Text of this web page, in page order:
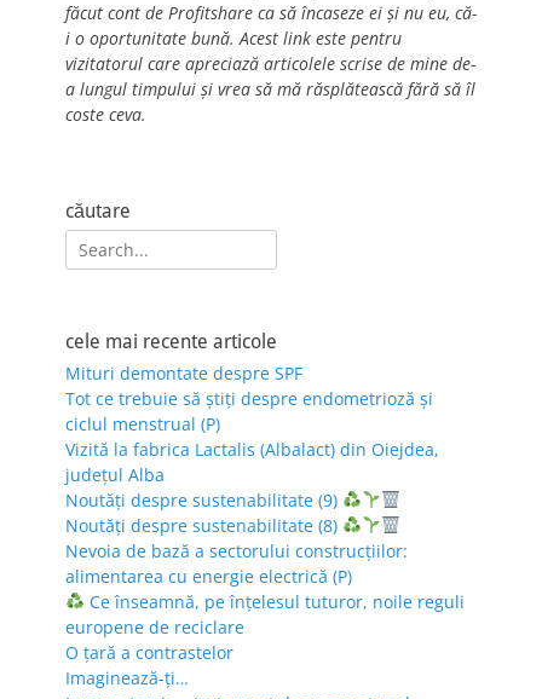
făcut cont de Profitshare ca să încaseze ei și nu eu, că-
i o oportunitate bună. Acest link este pentru
vizitatorul care apreciază articolele scrise de mine de-
a lungul timpului și vrea să mă răsplătească fără să îl
coste ceva.
căutare
Search
for:
cele mai recente articole
Mituri demontate despre SPF
Tot ce trebuie să știți despre endometrioză și
ciclul menstrual (P)
Vizită la fabrica Lactalis (Albalact) din Oiejdea,
județul Alba
Noutăți despre sustenabilitate (9)
Noutăți despre sustenabilitate (8)
Nevoia de bază a sectorului construcțiilor:
alimentarea cu energie electrică (P)
Ce înseamnă, pe înțelesul tuturor, noile reguli
europene de reciclare
O țară a contrastelor
Imaginează-ți…